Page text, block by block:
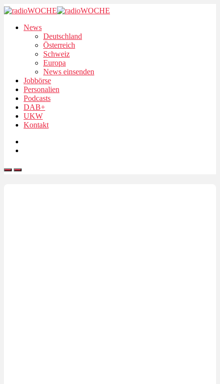
News
Deutschland
Österreich
Schweiz
Europa
News einsenden
Jobbörse
Personalien
Podcasts
DAB+
UKW
Kontakt